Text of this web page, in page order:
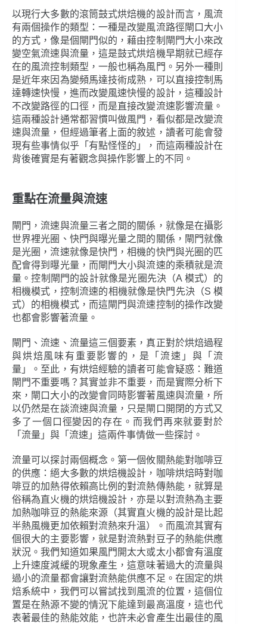
以現行大多數的滾筒鼓式烘焙機的設計而言，風流
有兩個操作的類型：一種是改變風流路徑閘口大小
的方式，像是個閘門似的，藉由控制閘門大小來改
變空氣流速與流量，這是鼓式烘焙機早期就已經存
在的風流控制類型，一般也稱為風門。另外一種則
是近年來因為變頻馬達技術成熟，可以直接控制馬
達轉速快慢，進而改變風速快慢的設計，這種設計
不改變路徑的口徑，而是直接改變流速影響流量。
這兩種設計通常都習慣叫做風門，看似都是改變流
速與流量，但經過筆者上面的敘述，讀者可能會發
現有些事情似乎「有點怪怪的」，而這兩種設計在
背後確實是有著觀念與操作影響上的不同。
重點在流量與流速
閘門，流速與流量三者之間的關係，就像是在攝影
世界裡光圈、快門與曝光量之間的關係，閘門就像
是光圈，流速就像是快門，相機的快門與光圈的匹
配會得到曝光量，而閘門大小與流速的乘積就是流
量。控制閘門的設計就像是光圈先決（A 模式）的
相機模式，控制流速的相機就像是快門先決（S 模
式）的相機模式，而這閘門與流速控制的操作改變
也都會影響著流量。
閘門、流速、流量這三個要素，真正對於烘焙過程
與烘焙風味有重要影響的，是「流速」與「流
量」。至此，有烘焙經驗的讀者可能會疑惑：難道
閘門不重要嗎？其實並非不重要，而是實際分析下
來，閘口大小的改變會同時影響著風速與流量，所
以仍然是在談流速與流量，只是閘口開閉的方式又
多了一個口徑變因的存在。而我們再來就要對於
「流量」與「流速」這兩件事情做一些探討。
流量可以探討兩個概念。第一個攸關熱能對咖啡豆
的供應：絕大多數的烘焙機設計，咖啡烘焙時對咖
啡豆的加熱得依賴高比例的對流熱傳熱能，就算是
俗稱為直火機的烘焙機設計，亦是以對流熱為主要
加熱咖啡豆的熱能來源（其實直火機的設計是比起
半熱風機更加依賴對流熱來升溫）。而風流其實有
個很大的主要影響，就是對流熱對豆子的熱能供應
狀況。我們知道如果風門開太大或太小都會有溫度
上升速度減緩的現象產生，這意味著過大的流量與
過小的流量都會讓對流熱能供應不足。在固定的烘
焙系統中，我們可以嘗試找到風流的位置，這個位
置是在熱源不變的情況下能達到最高溫度，這也代
表著最佳的熱能效能，也許未必會產生出最佳的風